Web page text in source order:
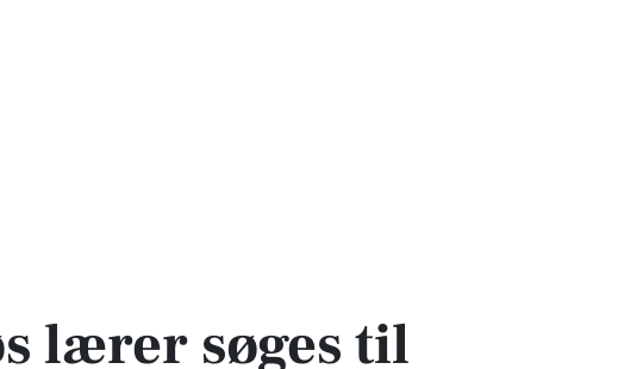
og mellemløsning på Dagmarskolen
lærer søges til